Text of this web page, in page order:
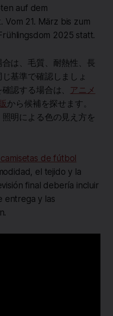
auf dem
Vom 21. März bis zum
2025 statt.
は、毛質、耐熱性、長
基準で確認しましょ
認する場合は、 アニメ
から候補を探せます。
明による色の見え方を
de fútbol
el tejido y la
final debería incluir
entrega y las